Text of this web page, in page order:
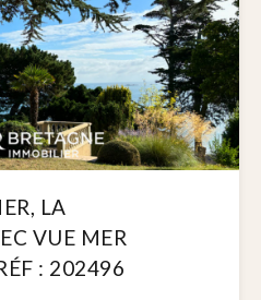
LA
VUE MER
: 202496